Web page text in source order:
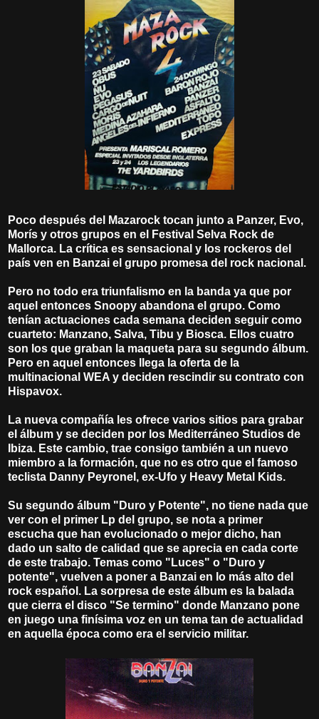
Poco después del Mazarock tocan junto a Panzer, Evo,
Morís y otros grupos en el Festival Selva Rock de
Mallorca. La crítica es sensacional y los rockeros del
país ven en Banzai el grupo promesa del rock nacional.
Pero no todo era triunfalismo en la banda ya que por
aquel entonces Snoopy abandona el grupo. Como
tenían actuaciones cada semana deciden seguir como
cuarteto: Manzano, Salva, Tibu y Biosca. Ellos cuatro
son los que graban la maqueta para su segundo álbum.
Pero en aquel entonces llega la oferta de la
multinacional WEA y deciden rescindir su contrato con
Hispavox.
La nueva compañía les ofrece varios sitios para grabar
el álbum y se deciden por los Mediterráneo Studios de
Ibiza. Este cambio, trae consigo también a un nuevo
miembro a la formación, que no es otro que el famoso
teclista Danny Peyronel, ex-Ufo y Heavy Metal Kids.
Su segundo álbum "Duro y Potente", no tiene nada que
ver con el primer Lp del grupo, se nota a primer
escucha que han evolucionado o mejor dicho, han
dado un salto de calidad que se aprecia en cada corte
de este trabajo. Temas como "Luces" o "Duro y
potente", vuelven a poner a Banzai en lo más alto del
rock español. La sorpresa de este álbum es la balada
que cierra el disco "Se termino" donde Manzano pone
en juego una finísima voz en un tema tan de actualidad
en aquella época como era el servicio militar.